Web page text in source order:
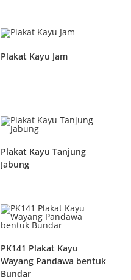
Plakat Kayu Jam
Plakat Kayu Tanjung
Jabung
PK141 Plakat Kayu
Wayang Pandawa bentuk
Bundar